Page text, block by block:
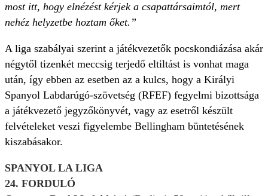
most itt, hogy elnézést kérjek a csapattársaimtól, mert
nehéz helyzetbe hoztam őket.”
A liga szabályai szerint a játékvezetők pocskondiázása akár
négytől tizenkét meccsig terjedő eltiltást is vonhat maga
után, így ebben az esetben az a kulcs, hogy a Királyi
Spanyol Labdarúgó-szövetség (RFEF) fegyelmi bizottsága
a játékvezető jegyzőkönyvét, vagy az esetről készült
felvételeket veszi figyelembe Bellingham büntetésének
kiszabásakor.
SPANYOL LA LIGA
24. FORDULÓ